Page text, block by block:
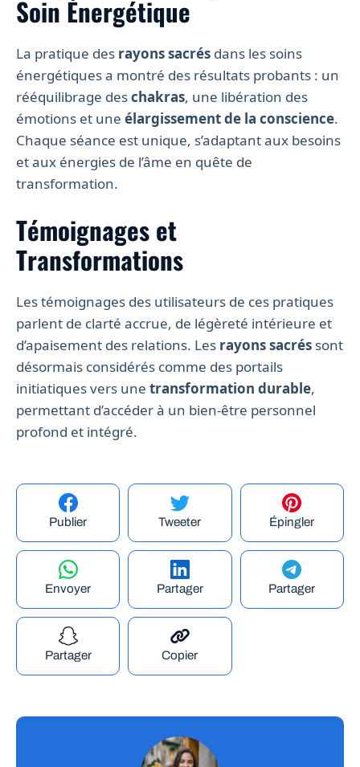
Soin Énergétique
La pratique des rayons sacrés dans les soins
énergétiques a montré des résultats probants : un
rééquilibrage deschakras, une libération des
émotions et une élargissement de la conscience.
Chaque séance est unique, s’adaptant aux besoins
et aux énergies de l’âme en quête de
transformation.
Témoignages et
Transformations
Les témoignages des utilisateurs de ces pratiques
parlent de clarté accrue, de légèreté intérieure et
d’apaisement des relations. Les rayons sacrés sont
désormais considérés comme des portails
initiatiques vers une transformation durable,
permettant d’accéder à un bien-être personnel
profond et intégré.
Publier Tweeter Épingler
Envoyer Partager Partager
Partager Copier